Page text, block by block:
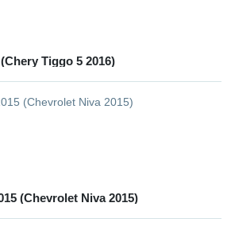
Tiggo 5 2016)
(Chevrolet Niva 2015)